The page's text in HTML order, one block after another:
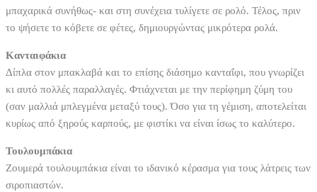
μπαχαρικά συνήθως- και στη συνέχεια τυλίγετε σε ρολό. Τέλος, πριν
το ψήσετε το κόβετε σε φέτες, δημιουργώντας μικρότερα ρολά.
Κανταιφάκια
Δίπλα στον μπακλαβά και το επίσης διάσημο κανταΐφι, που γνωρίζει
κι αυτό πολλές παραλλαγές. Φτιάχνεται με την περίφημη ζύμη του
(σαν μαλλιά μπλεγμένα μεταξύ τους). Όσο για τη γέμιση, αποτελείται
κυρίως από ξηρούς καρπούς, με φιστίκι να είναι ίσως το καλύτερο.
Τουλουμπάκια
Ζουμερά τουλουμπάκια είναι το ιδανικό κέρασμα για τους λάτρεις των
σιροπιαστών.